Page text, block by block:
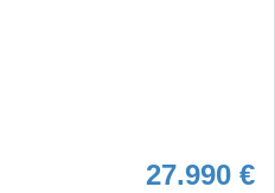
27.990 €